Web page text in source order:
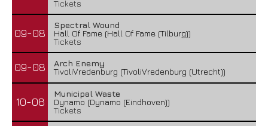
Tickets
09-08
Spectral Wound
Hall Of Fame (Hall Of Fame (Tilburg))
Tickets
09-08
Arch Enemy
TivoliVredenburg (TivoliVredenburg (Utrecht))
10-08
Municipal Waste
Dynamo (Dynamo (Eindhoven))
Tickets